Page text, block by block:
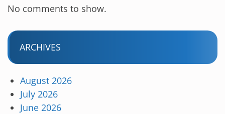
No comments to show.
ARCHIVES
August 2026
July 2026
June 2026